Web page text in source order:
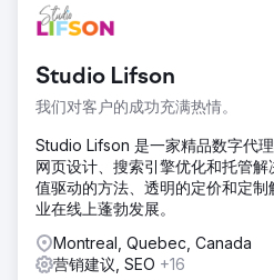
Studio Lifson
我们对客户的成功充满热情。
Studio Lifson 是一家精品数字代
网页设计、搜索引擎优化和托管
值驱动的方法、透明的定价和定
业在线上蓬勃发展。
Montreal, Quebec, Canada
营销建议, SEO +16